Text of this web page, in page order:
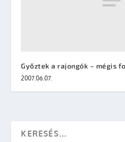
Győztek a rajongók – mégis
2007.06.07.